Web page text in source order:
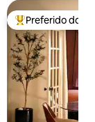
Entre os
Preferido dos